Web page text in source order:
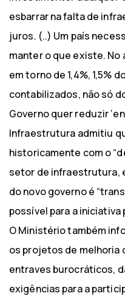
esbarrar na falta de
juros. (..) Um país
manter o que existe. No
em torno de 1,4%, 1,5%
contabilizados, não só
Governo quer reduzir
Infraestrutura admitiu
historicamente com o
setor de infraestrutura,
do novo governo é
possível para a iniciativa
O Ministério também
os projetos de melhoria
entraves burocráticos,
exigências para a